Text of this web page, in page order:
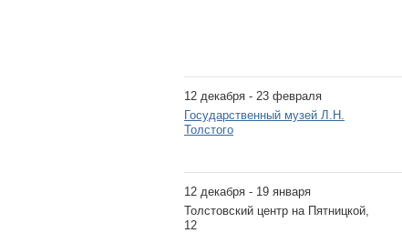
12 декабря - 23 февраля
Государственный музей Л.Н.
Толстого
12 декабря - 19 января
Толстовский центр на Пятницкой,
12